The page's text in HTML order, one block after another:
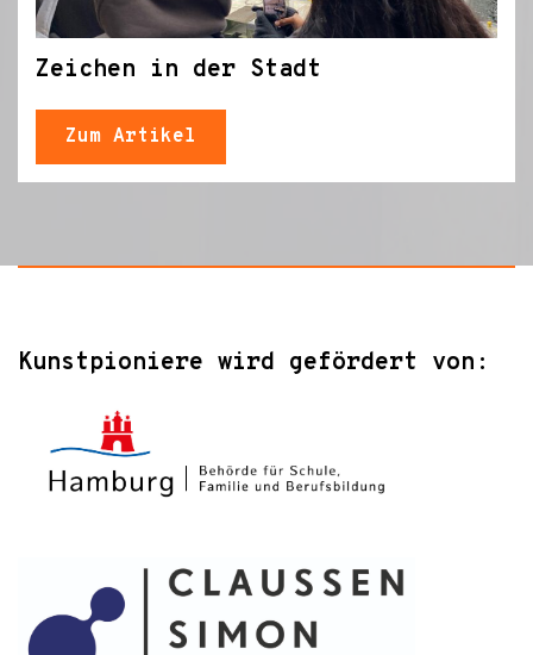
Zeichen in der Stadt
Zum Artikel
Kunstpioniere wird gefördert von: